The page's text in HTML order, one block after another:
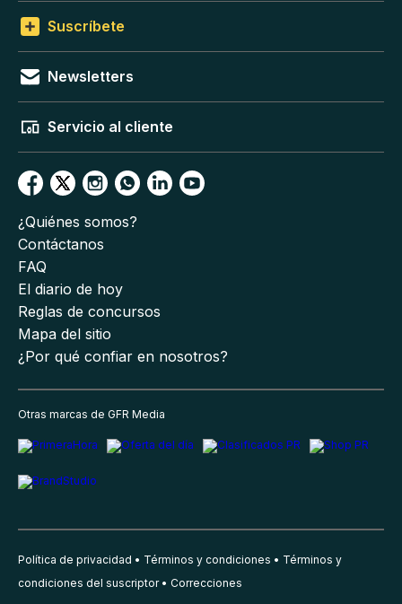
Suscríbete
Newsletters
Servicio al cliente
¿Quiénes somos?
Contáctanos
FAQ
El diario de hoy
Reglas de concursos
Mapa del sitio
¿Por qué confiar en nosotros?
Otras marcas de GFR Media
Política de privacidad Términos y condiciones
Términos y
condiciones del suscriptor
Correcciones